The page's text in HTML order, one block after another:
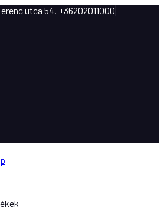
utca 54. +36202011000